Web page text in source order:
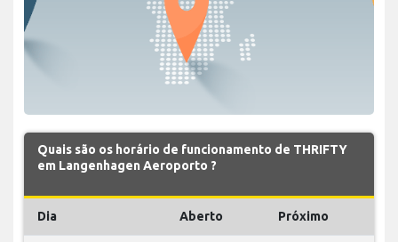
Quais são os horário de funcionamento de THRIFTY
em Langenhagen Aeroporto ?
Dia Aberto Próximo